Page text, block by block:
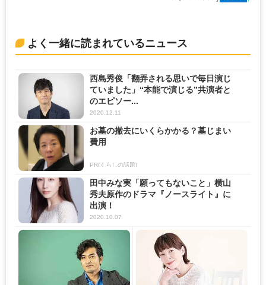
よく一緒に読まれているニュース
西島秀俊「翻弄される思いで毎日演じ
ていました」“本能で演じる”共演者と
のエピソー...
2020.12.11
お墓の撤去にいくらかかる？墓じまい
費用
PR(くらしの話題)
田中みな実「願ってもないこと」横山
秀夫原作のドラマ『ノースライト』に
出演！
2020.10.07